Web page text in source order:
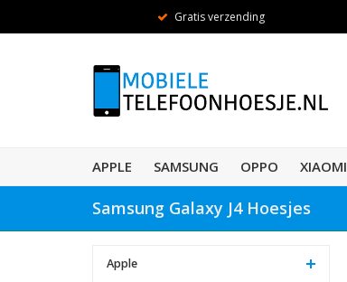
Gratis verzending
APPLE SAMSUNG OPPO XIAOMI
Samsung Galaxy J4 Hoesjes
Apple